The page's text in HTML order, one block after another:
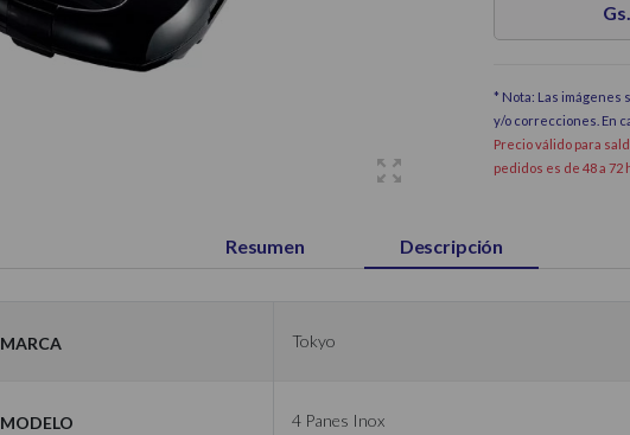
* Nota: Las
y/o correcciones. En
Precio válido para
pedidos es de 48 a 72
Resumen Descripción
Marca Tokyo
Modelo 4 Panes Inox